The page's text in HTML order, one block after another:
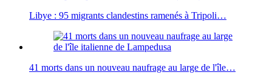
Libye : 95 migrants clandestins ramenés à Tripoli…
41 morts dans un nouveau naufrage au large de l'île…